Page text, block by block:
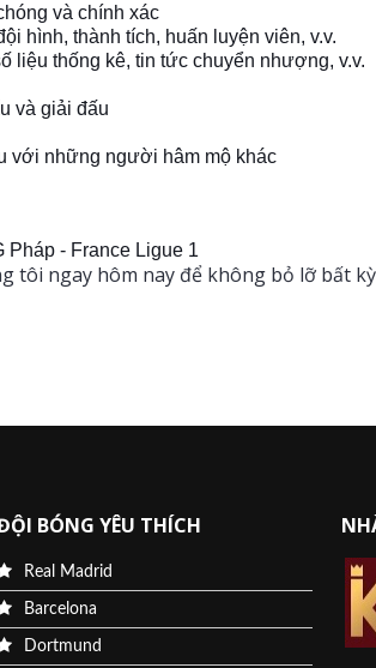
và chính xác
hình, thành tích, huấn luyện viên, v.v.
liệu thống kê, tin tức chuyển nhượng, v.v.
và giải đấu
với những người hâm mộ khác
Pháp - France Ligue 1
tôi ngay hôm nay để không bỏ lỡ bất
BÓNG YÊU THÍCH
Real Madrid
Barcelona
Dortmund